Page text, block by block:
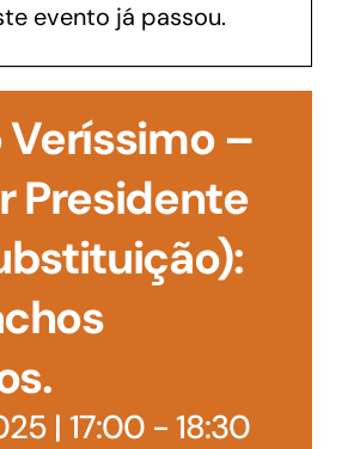
evento já passou.
Veríssimo –
Presidente
| 17:00- 18:30